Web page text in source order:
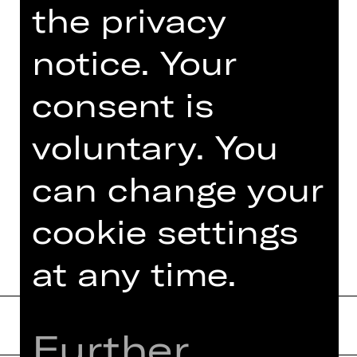
Fassbaender der Opernregie. Über 90
Inszenierungen hat sie inzwischen im
In- und Ausland auf die Bühne
gebracht. 1995-97 war sie
Operndirektorin am Staatstheater
Braunschweig, 1999–2012 Intendantin
des Tiroler Landestheaters…
Read more
the privacy
notice. Your
consent is
voluntary. You
can change your
cookie settings
at any time.